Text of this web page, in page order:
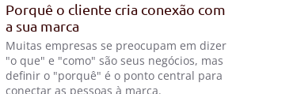
Porquê o cliente cria conexão com
a sua marca
Muitas empresas se preocupam em dizer
"o que" e "como" são seus negócios, mas
definir o "porquê" é o ponto central para
conectar as pessoas à marca.